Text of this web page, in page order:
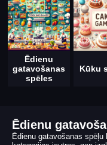
Ēdienu
gatavošanas
spēles
Kūku
Ēdienu
Ēdienu gatavošanas